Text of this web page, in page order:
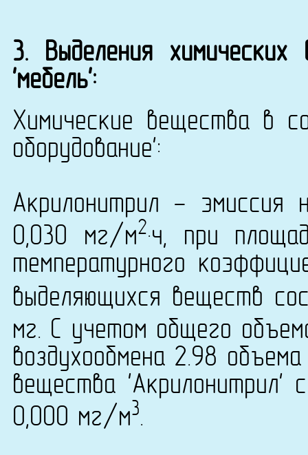
3. Выделения
'мебель':
Химические вещества в
оборудование':
Акрилонитрил - эмиссия
0,030 мг/м2·ч, при
температурного
выделяющихся веществ
мг. С учетом общего
воздухообмена 2.98
вещества
0,000 мг/м3.